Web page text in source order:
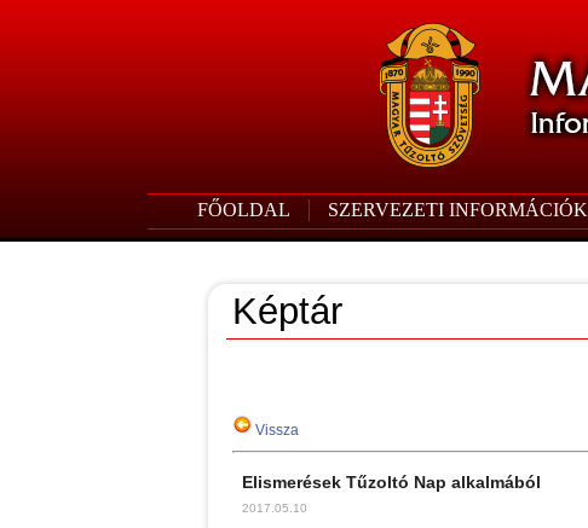
FŐOLDAL SZERVEZETI INFORMÁCIÓK
Képtár
Vissza
Elismerések Tűzoltó Nap alkalmából
2017.05.10